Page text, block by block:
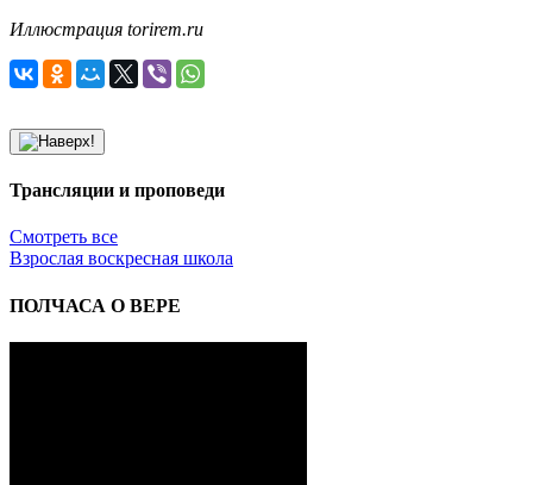
Иллюстрация torirem.ru
Трансляции и проповеди
Смотреть все
Взрослая воскресная школа
ПОЛЧАСА О ВЕРЕ